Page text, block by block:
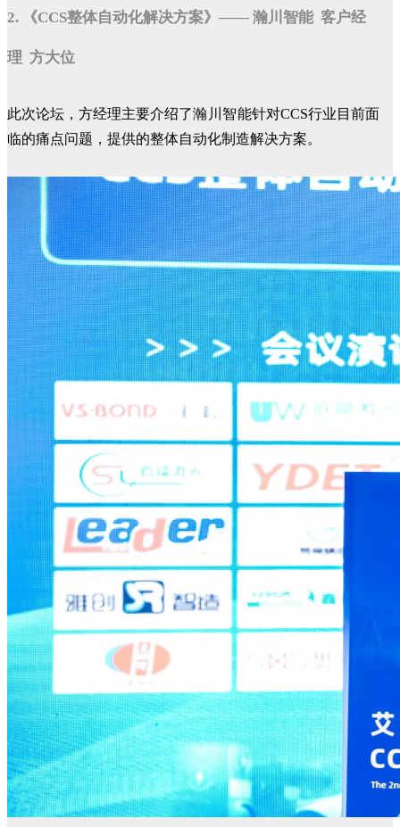
2. 《CCS整体自动化解决方案》—— 瀚川智能 客户经
理 方大位
此次论坛，方经理主要介绍了瀚川智能针对CCS行业目前面
临的痛点问题，提供的整体自动化制造解决方案。